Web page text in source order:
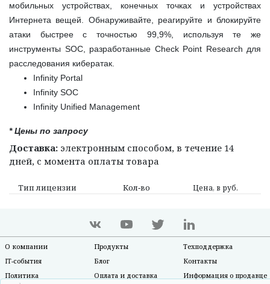
мобильных устройствах, конечных точках и устройствах
Интернета вещей. Обнаруживайте, реагируйте и блокируйте
атаки быстрее с точностью 99,9%, используя те же
инструменты SOC, разработанные Check Point Research для
расследования кибератак.
Infinity Portal
Infinity SOC
Infinity Unified Management
* Цены по запросу
Доставка: электронным способом, в течение 14
дней, с момента оплаты товара
Тип лицензии Кол‑во Цена, в руб.
О компании Продукты
Техподдержка
IT-события
Блог
Контакты
Политика
Оплата и доставка Информация о продавце